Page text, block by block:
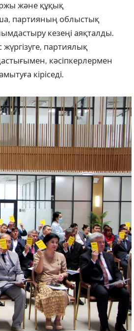
және құқық
партияның облыстық
кезеңі аяқталды.
партиялық
кәсіпкерлермен
кіріседі.